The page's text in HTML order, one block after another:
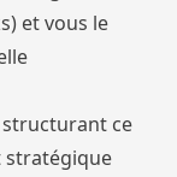
et vous le
ce
stratégique